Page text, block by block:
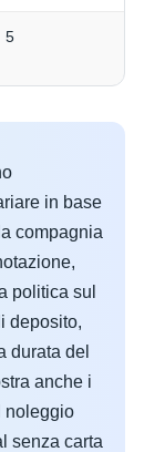
5
in base
compagnia
politica sul
deposito,
durata del
anche i
noleggio
senza carta